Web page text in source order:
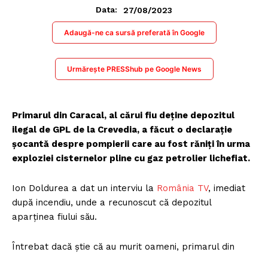
Data:
27/08/2023
Adaugă-ne ca sursă preferată în Google
Urmărește PRESShub pe Google News
Primarul din Caracal, al cărui fiu deține depozitul
ilegal de GPL de la Crevedia, a făcut o declarație
șocantă despre pompierii care au fost răniți în urma
exploziei cisternelor pline cu gaz petrolier lichefiat.
Ion Doldurea a dat un interviu la România TV, imediat
după incendiu, unde a recunoscut că depozitul
aparținea fiului său.
Întrebat dacă știe că au murit oameni, primarul din